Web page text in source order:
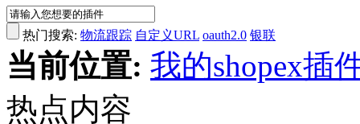
热门搜索: 物流跟踪 自定义URL oauth2.0 银联
当前位置: 我的shopex插
热点内容